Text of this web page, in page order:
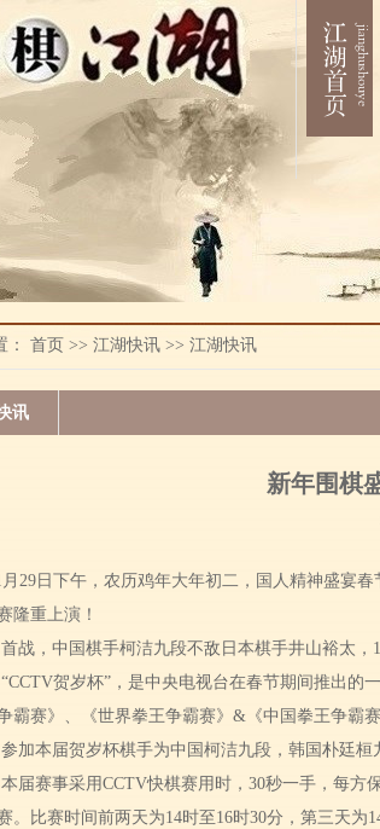
： 首页 >> 江湖快讯>> 江湖快讯
讯
新年围棋
29日下午，农历鸡年大年初二，国人精神盛宴
隆重上演！
首战，中国棋手柯洁九段不敌日本棋手井山裕太，
“CCTV贺岁杯”，是中央电视台在春节期间推出的
霸赛》、《世界拳王争霸赛》&《中国拳王争霸
参加本届贺岁杯棋手为中国柯洁九段，韩国朴廷
本届赛事采用CCTV快棋赛用时，30秒一手，每方
。比赛时间前两天为14时至16时30分，第三天为